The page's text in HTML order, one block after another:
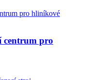
centrum pro